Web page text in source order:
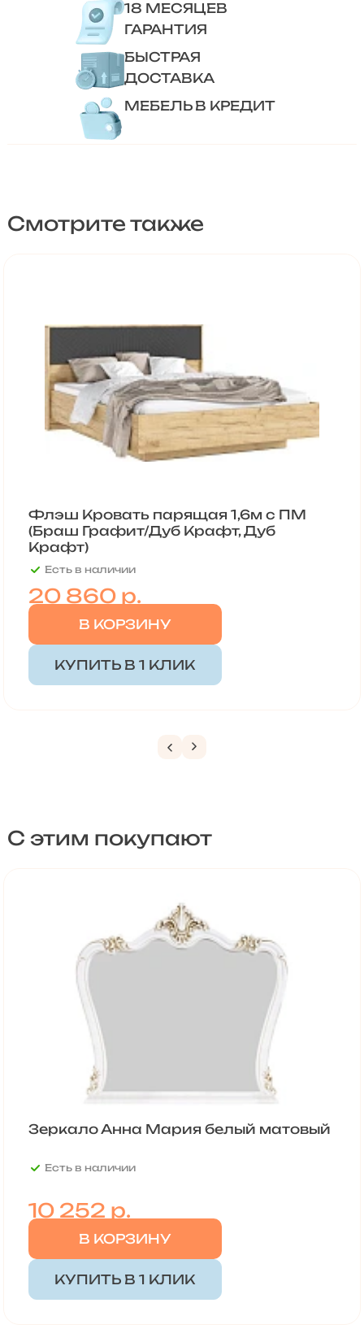
18 МЕСЯЦЕВ
ГАРАНТИЯ
БЫСТРАЯ
ДОСТАВКА
МЕБЕЛЬ В КРЕДИТ
Смотрите также
Флэш Кровать парящая 1,6м с ПМ
(Браш Графит/Дуб Крафт, Дуб
Крафт)
Есть в наличии
20 860р.
В КОРЗИНУ
КУПИТЬ В 1 КЛИК
С этим покупают
Зеркало Анна Мария белый матовый
Есть в наличии
10 252 р.
В КОРЗИНУ
КУПИТЬ В 1 КЛИК